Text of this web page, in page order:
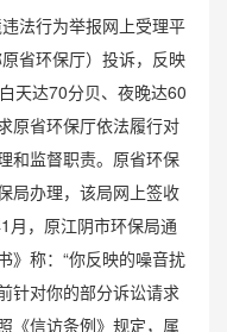
法行为举报网上受理平
省环保厅）投诉，反映
天达70分贝、夜晚达60
原省环保厅依法履行对
和监督职责。原省环保
局办理，该局网上签收
月，原江阴市环保局通
》称：“你反映的噪音扰
针对你的部分诉讼请求
《信访条例》规定，属